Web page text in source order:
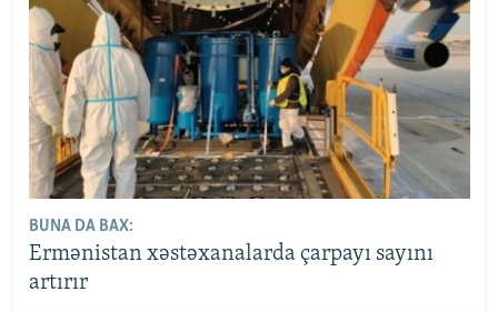
BUNA DA BAX:
Ermənistan xəstəxanalarda çarpayı sayını
artırır